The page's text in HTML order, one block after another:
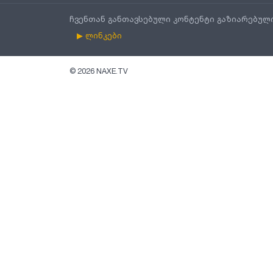
ჩვენთან განთავსებული კონტენტი
▶ ლინკები
© 2026 NAXE.TV